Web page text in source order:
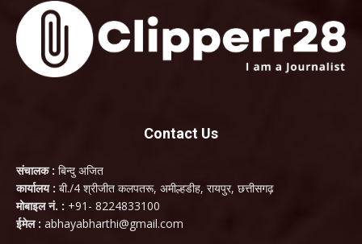
Contact Us
संचालक : बिन्दु अजित
कार्यालय : बी./4 श्रीजीत कलपतरू, अमील्हडीह, रायपुर, छत्तीसगढ़
मोबाइल नं. : +91- 8224833100
ईमेल : abhayabharthi@gmail.com